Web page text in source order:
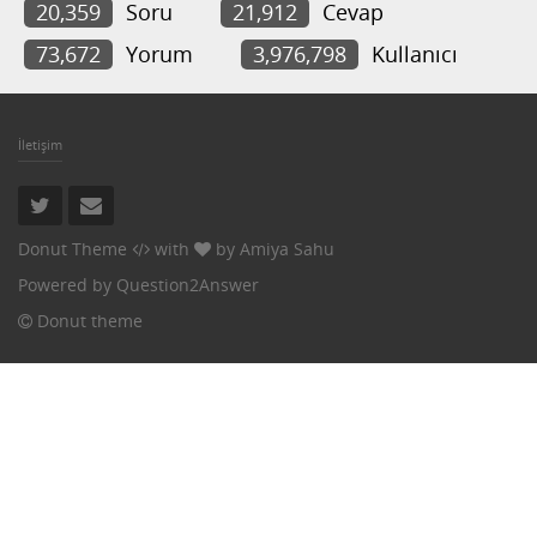
20,359 Soru 21,912
Cevap
73,672
Yorum 3,976,798 Kullanıcı
İletişim
Donut Theme with by Amiya Sahu
Powered by Question2Answer
Donut theme